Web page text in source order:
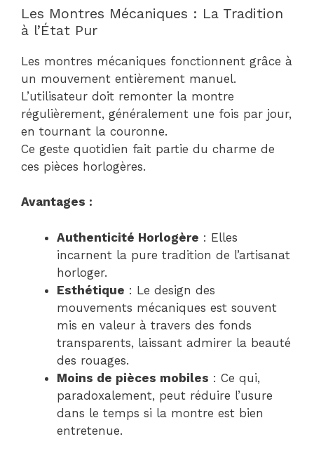
Les Montres Mécaniques : La Tradition
à l’État Pur
Les montres mécaniques fonctionnent grâce à
un mouvement entièrement manuel.
L’utilisateur doit remonter la montre
régulièrement, généralement une fois par jour,
en tournant la couronne.
Ce geste quotidien fait partie du charme de
ces pièces horlogères.
Avantages :
Authenticité Horlogère : Elles
incarnent la pure tradition de l’artisanat
horloger.
Esthétique : Le design des
mouvements mécaniques est souvent
mis en valeur à travers des fonds
transparents, laissant admirer la beauté
des rouages.
Moins de pièces mobiles : Ce qui,
paradoxalement, peut réduire l’usure
dans le temps si la montre est bien
entretenue.